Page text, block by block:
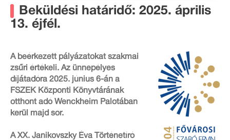
Beküldési határidő: 2025. április
13. éjfél.
A beérkezett pályázatokat szakmai
zsűri értékeli. Az ünnepélyes
díjátadóra 2025. június 6-án a
FSZEK Központi Könyvtárának
otthont adó Wenckheim Palotában
kerül majd sor.
A XX. Janikovszky Éva Történetíró